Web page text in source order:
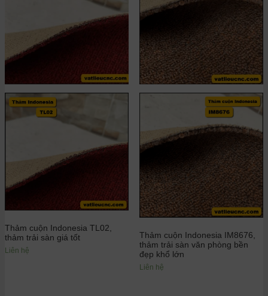
Thảm cuộn Indonesia TL02,
thảm trải sàn giá tốt
Liên hệ
Thảm cuộn Indonesia IM8676,
thảm trải sàn văn phòng bền
đẹp khổ lớn
Liên hệ